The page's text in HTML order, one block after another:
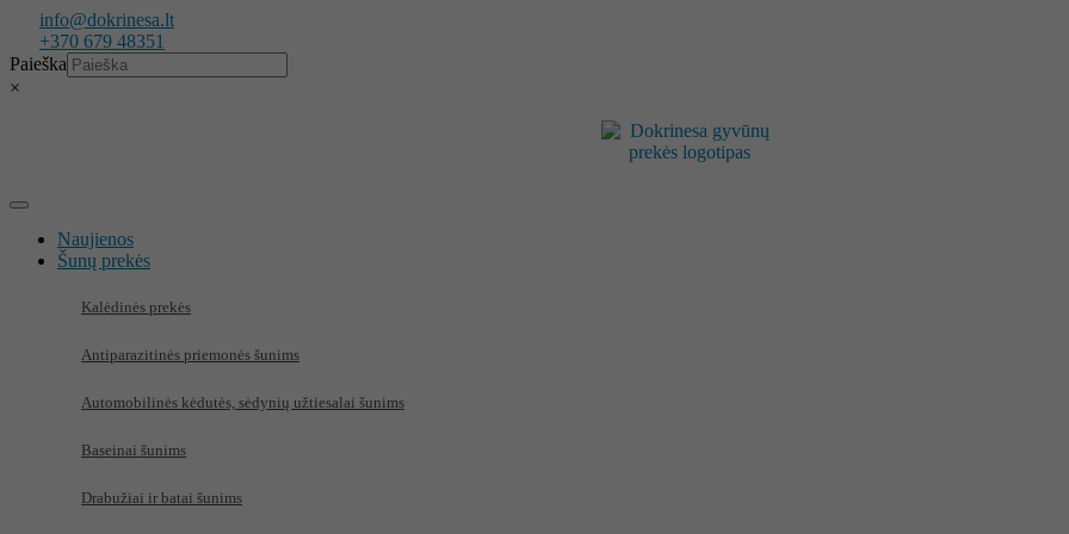
turinio
info@dokrinesa.lt
+370 679 48351
Paieška
×
Naujienos
Šunų prekės
Kalėdinės prekės
Antiparazitinės priemonės šunims
Automobilinės kėdutės, sėdynių užtiesalai šunims
Baseinai šunims
Drabužiai ir batai šunims